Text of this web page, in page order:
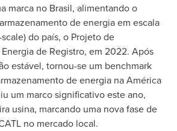
marca no Brasil, alimentando o
de energia em escala
do país, o Projeto de
de Registro, em 2022. Após
estável, tornou-se um benchmark
de energia na América
um marco significativo este ano,
usina, marcando uma nova fase de
no mercado local.